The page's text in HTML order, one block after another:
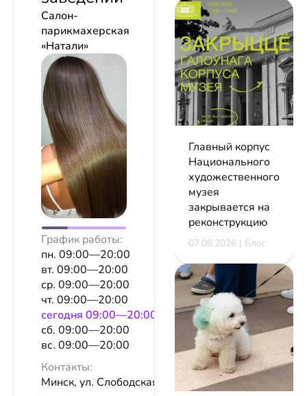
Салон-
парикмахерская
«Натали»
График работы:
пн. 09:00—20:00
вт. 09:00—20:00
ср. 09:00—20:00
чт. 09:00—20:00
сeгодня 09:00—20:00
сб. 09:00—20:00
вс. 09:00—20:00
Контакты:
Минск, ул. Слободская, 135
Главный корпус
Национального
художественного
музея
закрывается на
реконструкцию
07.08.2026 | Блог